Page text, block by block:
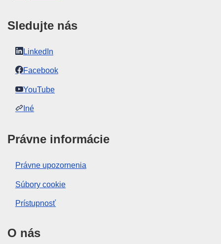
Sledujte nás
LinkedIn
Facebook
YouTube
Iné
Právne informácie
Právne upozornenia
Súbory cookie
Prístupnosť
O nás